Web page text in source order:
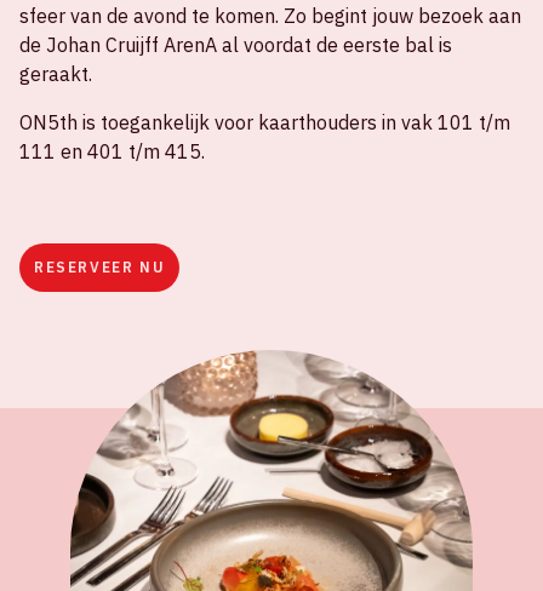
sfeer van de avond te komen. Zo begint jouw bezoek aan
de Johan Cruijff ArenA al voordat de eerste bal is
geraakt.
ON5th is toegankelijk voor kaarthouders in vak 101 t/m
111 en 401 t/m 415.
RESERVEER NU